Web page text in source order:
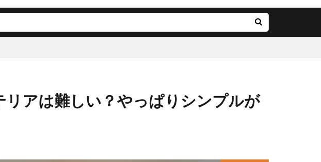
リアは難しい？やっぱりシンプルが